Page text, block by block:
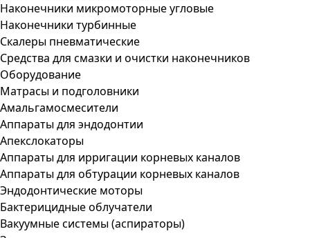
Наконечники микромоторные угловые
Наконечники турбинные
Скалеры пневматические
Средства для смазки и очистки наконечников
Оборудование
Матрасы и подголовники
Амальгамосмесители
Аппараты для эндодонтии
Апекслокаторы
Аппараты для ирригации корневых каналов
Аппараты для обтурации корневых каналов
Эндодонтические моторы
Бактерицидные облучатели
Вакуумные системы (аспираторы)